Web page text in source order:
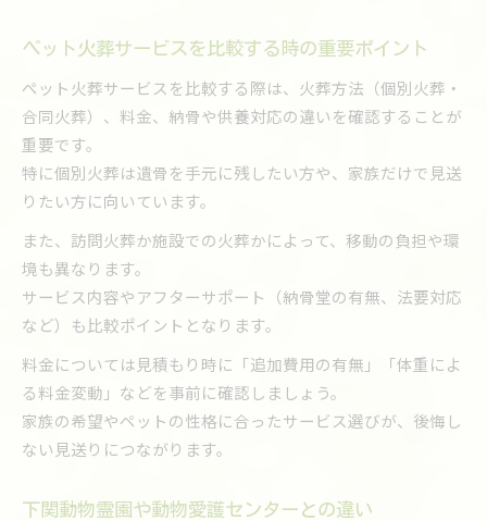
ペット火葬サービスを比較する時の重要ポイント
ペット火葬サービスを比較する際は、火葬方法（個別火葬・
合同火葬）、料金、納骨や供養対応の違いを確認することが
重要です。
特に個別火葬は遺骨を手元に残したい方や、家族だけで見送
りたい方に向いています。
また、訪問火葬か施設での火葬かによって、移動の負担や環
境も異なります。
サービス内容やアフターサポート（納骨堂の有無、法要対応
など）も比較ポイントとなります。
料金については見積もり時に「追加費用の有無」「体重によ
る料金変動」などを事前に確認しましょう。
家族の希望やペットの性格に合ったサービス選びが、後悔し
ない見送りにつながります。
下関動物霊園や動物愛護センターとの違い